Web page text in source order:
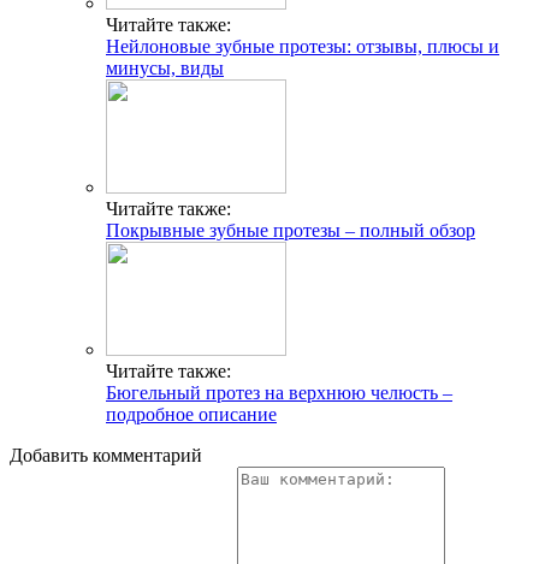
Читайте также:
Нейлоновые зубные протезы: отзывы, плюсы и
минусы, виды
Читайте также:
Покрывные зубные протезы – полный обзор
Читайте также:
Бюгельный протез на верхнюю челюсть –
подробное описание
Добавить комментарий